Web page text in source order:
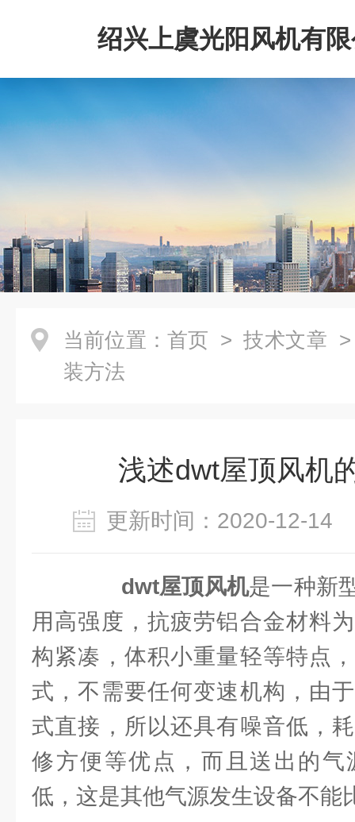
绍兴上虞光阳风机有
当前位置： 首页 > 技术文章
装方法
浅述dwt屋顶风机
更新时间：2020-12-
dwt屋顶风机是一种新
用高强度，抗疲劳铝合金材料
构紧凑，体积小重量轻等特点
式，不需要任何变速机构，由
式直接，所以还具有噪音低，
修方便等优点，而且送出的气
低，这是其他气源发生设备不能